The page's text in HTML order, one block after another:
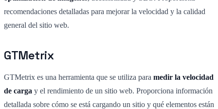
recomendaciones detalladas para mejorar la velocidad y la calidad
general del sitio web.
GTMetrix
GTMetrix es una herramienta que se utiliza para medir la velocidad
de carga y el rendimiento de un sitio web. Proporciona información
detallada sobre cómo se está cargando un sitio y qué elementos están